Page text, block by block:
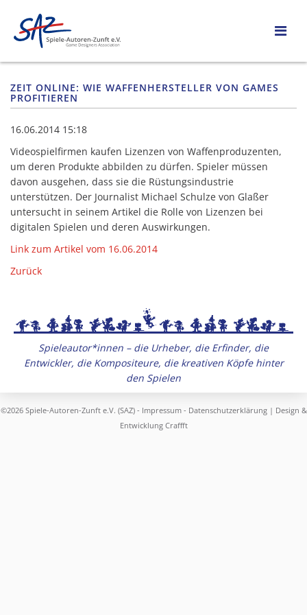
ZEIT ONLINE: WIE WAFFENHERSTELLER VON GAMES
PROFITIEREN
16.06.2014 15:18
Videospielfirmen kaufen Lizenzen von Waffenproduzenten,
um deren Produkte abbilden zu dürfen. Spieler müssen
davon ausgehen, dass sie die Rüstungsindustrie
unterstützen. Der Journalist Michael Schulze von Glaßer
untersucht in seinem Artikel die Rolle von Lizenzen bei
digitalen Spielen und deren Auswirkungen.
Link zum Artikel vom 16.06.2014
Zurück
Spieleautor*innen – die Urheber, die Erfinder, die
Entwickler, die Kompositeure, die kreativen Köpfe hinter
den Spielen
©2026 Spiele-Autoren-Zunft e.V. (SAZ) - Impressum- Datenschutzerklärung| Design &
Entwicklung Craffft